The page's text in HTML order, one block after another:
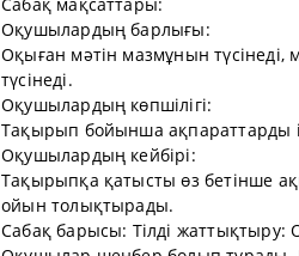
Оқушылардың барлығы:
Оқыған мәтін мазмұнын түсінеді,
түсінеді.
Оқушылардың көпшілігі:
Тақырып бойынша ақпараттарды
Оқушылардың кейбірі:
Тақырыпқа қатысты өз бетінше
ойын толықтырады.
Сабақ барысы: Тілді